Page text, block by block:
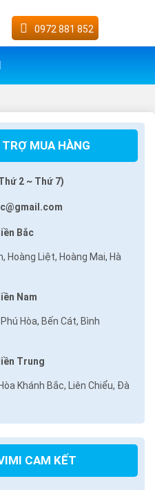
0972 881 852
TRỢ MUA HÀNG
2 ~ Thứ 7)
Bắc
Hoàng Liệt, Hoàng Mai, Hà
Nam
Hòa, Bến Cát, Bình
Trung
Khánh Bắc, Liên Chiểu, Đà
CAM KẾT